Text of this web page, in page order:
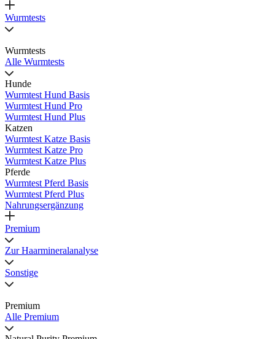
Wurmtests
Wurmtests
Alle Wurmtests
Hunde
Wurmtest Hund Basis
Wurmtest Hund Pro
Wurmtest Hund Plus
Katzen
Wurmtest Katze Basis
Wurmtest Katze Pro
Wurmtest Katze Plus
Pferde
Wurmtest Pferd Basis
Wurmtest Pferd Plus
Nahrungsergänzung
Premium
Zur Haarmineralanalyse
Sonstige
Premium
Alle Premium